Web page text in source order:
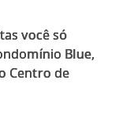
você só
Blue,
Centro de